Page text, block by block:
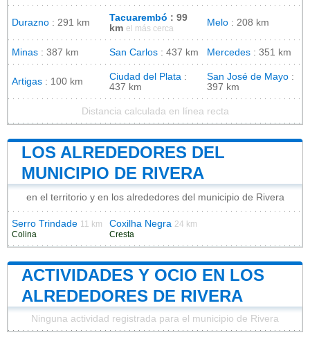
Durazno : 291 km Tacuarembó : 99
km el más cerca
Melo : 208 km
Minas : 387 km San Carlos : 437 km Mercedes : 351 km
Artigas : 100 km Ciudad del Plata :
437 km
San José de Mayo :
397 km
Distancia calculada en línea recta
LOS ALREDEDORES DEL
MUNICIPIO DE RIVERA
en el territorio y en los alrededores del municipio de Rivera
Serro Trindade 11 km
Colina
Coxilha Negra 24 km
Cresta
ACTIVIDADES Y OCIO EN LOS
ALREDEDORES DE RIVERA
Ninguna actividad registrada para el municipio de Rivera